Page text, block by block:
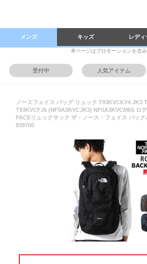
メンズ キッズ レディ
本ページはプロモーションを含
受付中 人気アイテム
ノースフェイス バッグ リュック T93KVCKY4 JK3
T93KVCFJ6 (NF0A3KVCJK3) NF0A3KVCM6S ロ
FACEリュックサック ザ・ノース・フェイス バッ
939700